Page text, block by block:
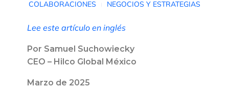
a
s
m
COLABORACIONES NEGOCIOS Y ESTRATEGIAS
Lee este artículo en inglés
Por Samuel Suchowiecky
CEO – Hilco Global México
Marzo de 2025